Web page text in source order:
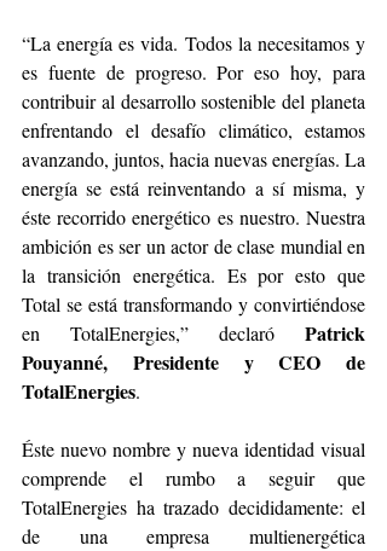
“La energía es vida. Todos la necesitamos y
es fuente de progreso. Por eso hoy, para
contribuir al desarrollo sostenible del planeta
enfrentando el desafío climático, estamos
avanzando, juntos, hacia nuevas energías. La
energía se está reinventando a sí misma, y
éste recorrido energético es nuestro. Nuestra
ambición es ser un actor de clase mundial en
la transición energética. Es por esto que
Total se está transformando y convirtiéndose
en TotalEnergies,” declaró Patrick
Pouyanné, Presidente y CEO de
TotalEnergies.
Éste nuevo nombre y nueva identidad visual
comprende el rumbo a seguir que
TotalEnergies ha trazado decididamente: el
de una empresa multienergética